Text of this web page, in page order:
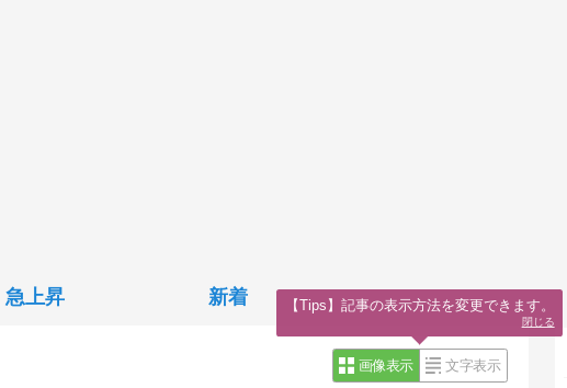
急上昇 新着
画像表示 文字表示
【Tips】記事の表示方法を変更できます。
閉じる